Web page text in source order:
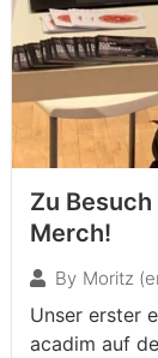
Zu
Merch!
By Moritz
Unser erster
acadim auf